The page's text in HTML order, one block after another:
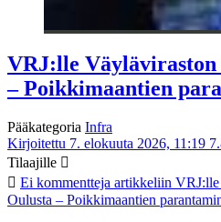
VRJ:lle
– Poikkimaantien
Pääkategoria Infra
Kirjoitettu 7. elokuuta 2026, 11:19
Tilaajille
Ei kommentteja artikkeliin
Oulusta – Poikkimaantien